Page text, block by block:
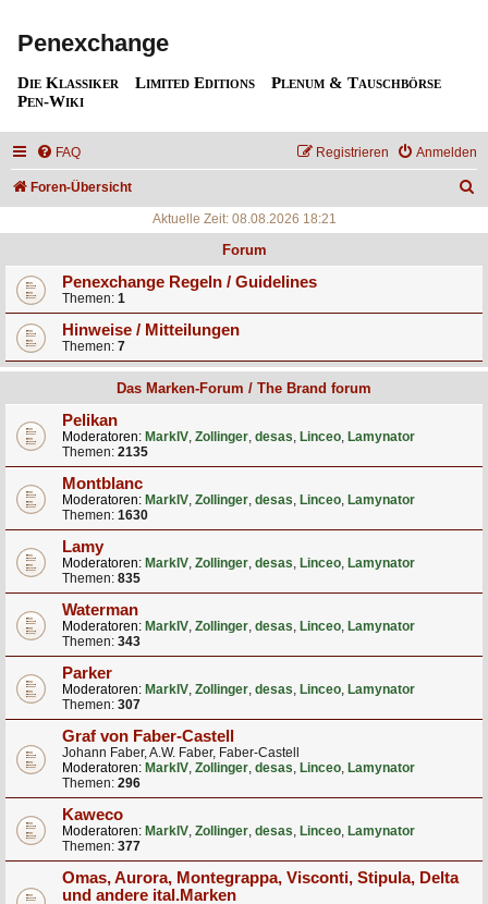
Penexchange
Die Klassiker Limited Editions
Plenum & Tauschbörse
Pen-Wiki
FAQ Anmelden
Registrieren
Foren-Übersicht
Aktuelle Zeit: 08.08.2026 18:21
Forum
Penexchange Regeln / Guidelines
Themen: 1
Hinweise / Mitteilungen
Themen: 7
Das Marken-Forum / The Brand forum
Pelikan
Moderatoren: MarkIV, Zollinger, desas, Linceo, Lamynator
Themen: 2135
Montblanc
Moderatoren: MarkIV, Zollinger, desas, Linceo, Lamynator
Themen: 1630
Lamy
Moderatoren: MarkIV, Zollinger, desas, Linceo, Lamynator
Themen: 835
Waterman
Moderatoren: MarkIV, Zollinger, desas, Linceo, Lamynator
Themen: 343
Parker
Moderatoren: MarkIV, Zollinger, desas, Linceo, Lamynator
Themen: 307
Graf von Faber-Castell
Johann Faber, A.W. Faber, Faber-Castell
Moderatoren: MarkIV, Zollinger, desas, Linceo, Lamynator
Themen: 296
Kaweco
Moderatoren: MarkIV, Zollinger, desas, Linceo, Lamynator
Themen: 377
Omas, Aurora, Montegrappa, Visconti, Stipula, Delta
und andere ital.Marken